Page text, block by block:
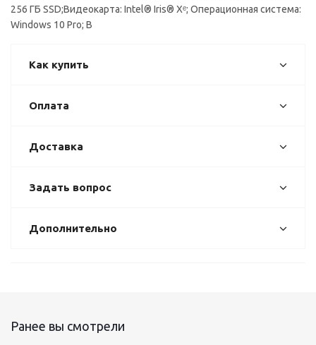
256 ГБ SSD;Видеокарта: Intel® Iris® Xᵉ; Операционная система:
Windows 10 Pro; В
Как купить
Оплата
Доставка
Задать вопрос
Дополнительно
Ранее вы смотрели